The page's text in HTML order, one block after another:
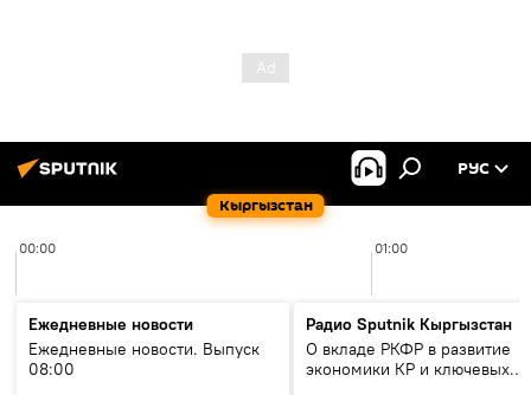
Кыргызстан
РУС
00:00 01:00
Ежедневные новости
Ежедневные новости. Выпуск
08:00
Радио Sputnik Кыргызстан
О вкладе РКФР в развитие
экономики КР и ключевых